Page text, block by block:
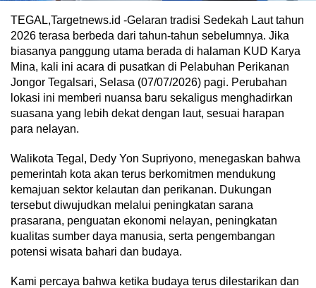
TEGAL,Targetnews.id -Gelaran tradisi Sedekah Laut tahun
2026 terasa berbeda dari tahun-tahun sebelumnya. Jika
biasanya panggung utama berada di halaman KUD Karya
Mina, kali ini acara di pusatkan di Pelabuhan Perikanan
Jongor Tegalsari, Selasa (07/07/2026) pagi. Perubahan
lokasi ini memberi nuansa baru sekaligus menghadirkan
suasana yang lebih dekat dengan laut, sesuai harapan
para nelayan.
Walikota Tegal, Dedy Yon Supriyono, menegaskan bahwa
pemerintah kota akan terus berkomitmen mendukung
kemajuan sektor kelautan dan perikanan. Dukungan
tersebut diwujudkan melalui peningkatan sarana
prasarana, penguatan ekonomi nelayan, peningkatan
kualitas sumber daya manusia, serta pengembangan
potensi wisata bahari dan budaya.
Kami percaya bahwa ketika budaya terus dilestarikan dan